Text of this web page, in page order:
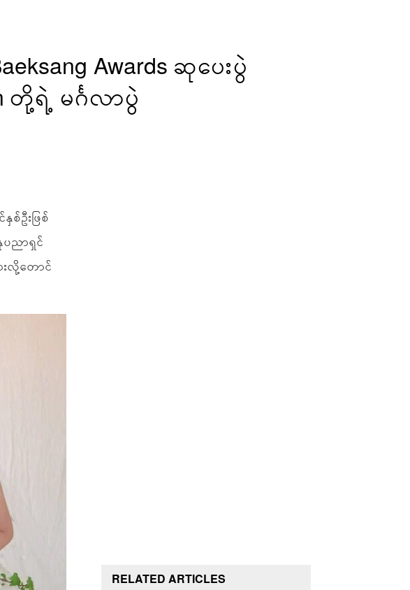
Awards ဆုပေးပွဲ
တို့ရဲ့ မင်္ဂလာပွဲ
ဦးဖြစ်
ပညာရှင်
းလို့တောင်
RELATED ARTICLES